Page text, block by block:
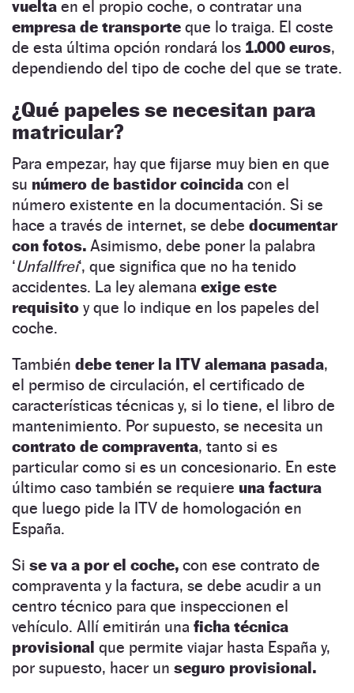
vuelta en el propio coche, o contratar una
empresa de transporte que lo traiga. El coste
de esta última opción rondará los 1.000 euros,
dependiendo del tipo de coche del que se trate.
¿Qué papeles se necesitan para
matricular?
Para empezar, hay que fijarse muy bien en que
su número de bastidor coincida con el
número existente en la documentación. Si se
hace a través de internet, se debe documentar
con fotos. Asimismo, debe poner la palabra
‘Unfallfrei‘, que significa que no ha tenido
accidentes. La ley alemana exige este
requisito y que lo indique en los papeles del
coche.
También debe tener la ITV alemana pasada,
el permiso de circulación, el certificado de
características técnicas y, si lo tiene, el libro de
mantenimiento. Por supuesto, se necesita un
contrato de compraventa, tanto si es
particular como si es un concesionario. En este
último caso también se requiere una factura
que luego pide la ITV de homologación en
España.
Si se va a por el coche, con ese contrato de
compraventa y la factura, se debe acudir a un
centro técnico para que inspeccionen el
vehículo. Allí emitirán una ficha técnica
provisional que permite viajar hasta España y,
por supuesto, hacer un seguro provisional.